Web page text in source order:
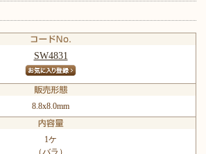
SW4831
8.8x8.0mm
1ケ
（バラ）